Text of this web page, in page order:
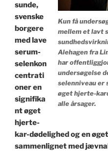
Kun få
mellem et lavt
Alehagen fra
har
undersøgelse
selenniveau er
øget hjerte-
alle årsager.
sunde,
svenske
borgere
med lave
serum-
selenkon
centrati
oner en
signifika
nt øget
hjerte-
kar-dødelighed og en
sammenlignet med